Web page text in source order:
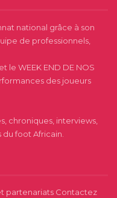
national grâce à son
de professionnels,
le WEEK END DE NOS
des joueurs
chroniques, interviews,
foot Africain.
partenariats Contactez